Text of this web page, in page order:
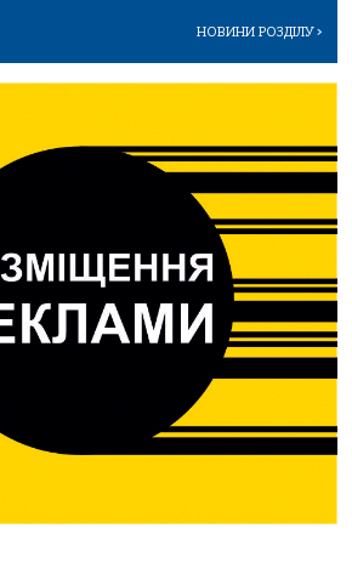
НОВИНИ РОЗДІЛУ>